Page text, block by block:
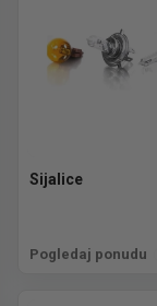
Sijalice
Pogledaj ponudu